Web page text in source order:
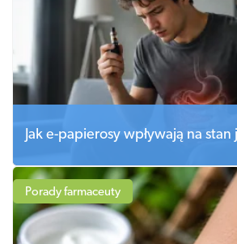
Jak e-papierosy wpływają na stan
Porady farmaceuty